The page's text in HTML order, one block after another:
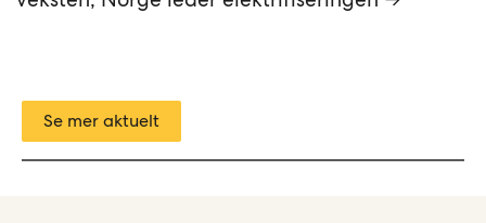
Se mer aktuelt